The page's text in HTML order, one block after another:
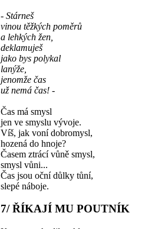
- Stárneš
vinou těžkých poměrů
a lehkých žen,
deklamuješ
jako bys polykal
lanýže,
jenomže čas
už nemá čas! -
Čas má smysl
jen ve smyslu vývoje.
Víš, jak voní dobromysl,
hozená do hnoje?
Časem ztrácí vůně smysl,
smysl vůni...
Čas jsou oční důlky tůní,
slepé náboje.
7/ ŘÍKAJÍ MU POUTNÍK